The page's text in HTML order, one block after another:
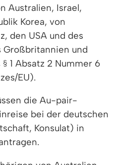
Australien, Israel,
Korea, von
den USA und des
und
1 Absatz 2 Nummer 6
EU).
die Au-pair-
bei der deutschen
Konsulat) in